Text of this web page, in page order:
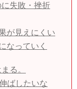
失敗・挫折
が見えにくい
なっていく
る。
ばしたいな